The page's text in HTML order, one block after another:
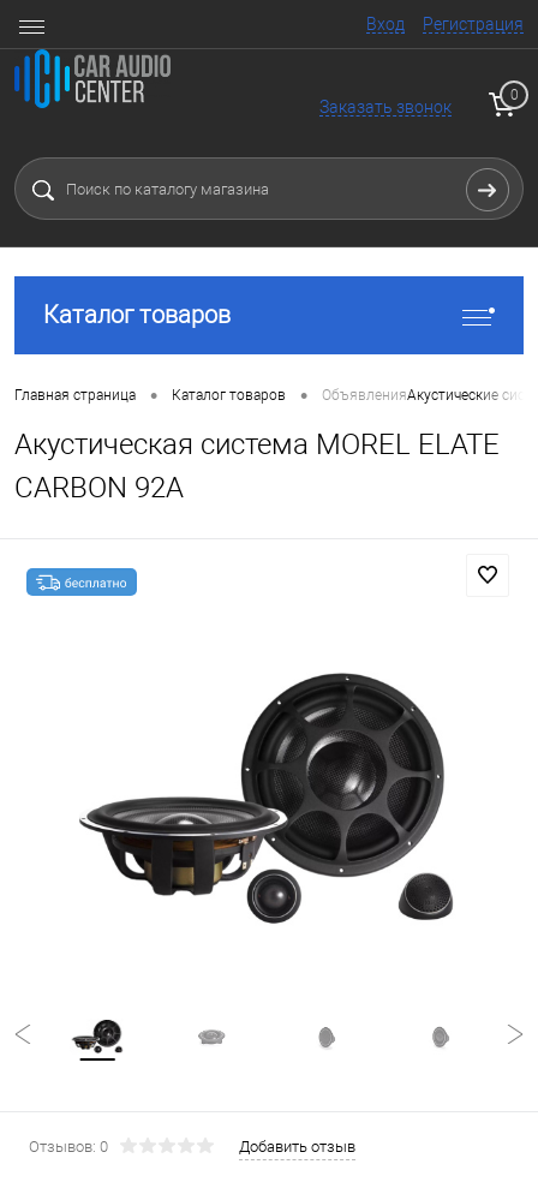
Вход Регистрация
Заказать звонок
0
Каталог товаров
Главная страница • Каталог товаров • ОбъявленияАкустические
Акустическая система MOREL ELATE
CARBON 92A
Отзывов: 0 Добавить отзыв